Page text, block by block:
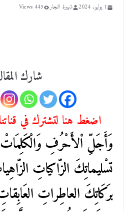
1 يوليو، 2024 شهيرة النجار 445 Views
شارك
اضغط هنا لتشترك في
وَأَجَلِّ اْلأَحْرُفِ
تسْليماتِكَ الزّاكياتِ
برَكَاتِكَ العاطِراتِ